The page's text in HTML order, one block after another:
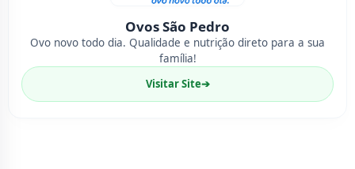
Ovos São Pedro
Ovo novo todo dia. Qualidade e nutrição direto para a sua
família!
Visitar Site➔